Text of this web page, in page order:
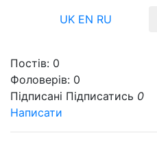
UK EN RU
Постів: 0
Фоловерів: 0
Підписані Підписатись 0
Написати